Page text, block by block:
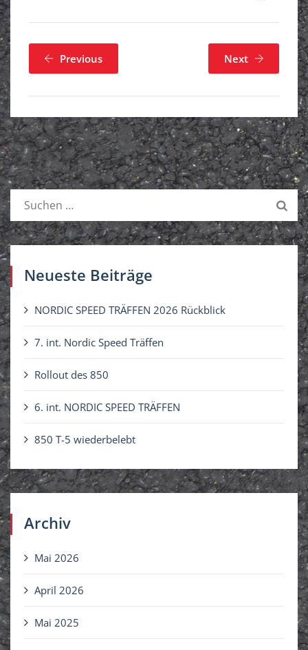
Previous Next
c
e
n
Neueste Beiträge
NORDIC SPEED TRÄFFEN 2026 Rückblick
7. int. Nordic Speed Träffen
Rollout des 850
6. int. NORDIC SPEED TRÄFFEN
850 T-5 wiederbelebt
Archiv
Mai 2026
April 2026
Mai 2025